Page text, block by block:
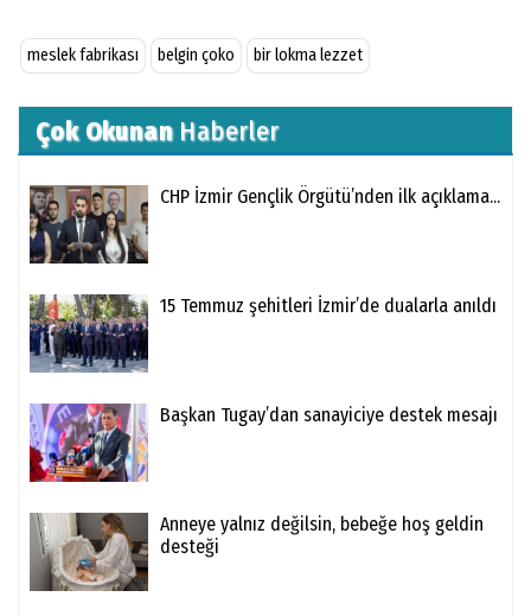
meslek fabrikası belgin çoko bir lokma lezzet
Çok OkunanHaberler
CHP İzmir Gençlik Örgütü’nden ilk açıklama...
15 Temmuz şehitleri İzmir’de dualarla anıldı
Başkan Tugay’dan sanayiciye destek mesajı
Anneye yalnız değilsin, bebeğe hoş geldin
desteği